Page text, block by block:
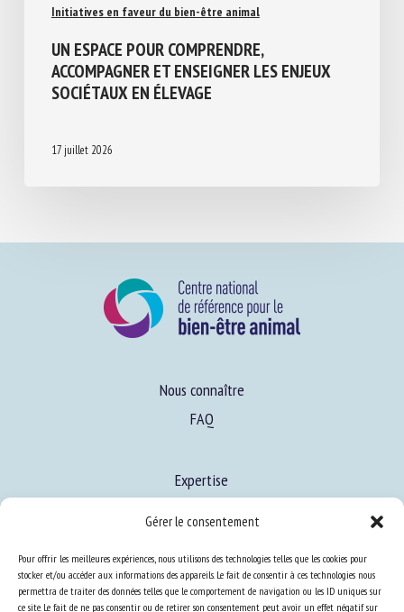
Gérer le consentement
Pour offrir les meilleures expériences, nous utilisons des technologies telles que les cookies pour
stocker et/ou accéder aux informations des appareils. Le fait de consentir à ces technologies nous
permettra de traiter des données telles que le comportement de navigation ou les ID uniques sur
ce site. Le fait de ne pas consentir ou de retirer son consentement peut avoir un effet négatif sur
Initiatives en faveur du bien-être animal
UN ESPACE POUR COMPRENDRE,
ACCOMPAGNER ET ENSEIGNER LES ENJEUX
SOCIÉTAUX EN ÉLEVAGE
17 juillet 2026
Nous connaître
FAQ
Expertise
Ressources